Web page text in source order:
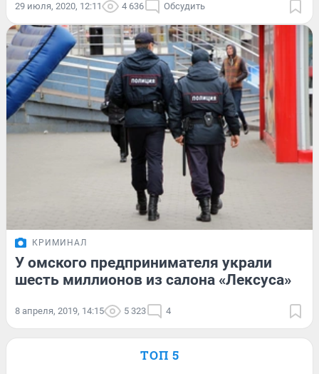
29 июля, 2020, 12:11 4 636 Обсудить
КРИМИНАЛ
У омского предпринимателя украли
шесть миллионов из салона «Лексуса»
8 апреля, 2019, 14:15 5 323 4
ТОП 5